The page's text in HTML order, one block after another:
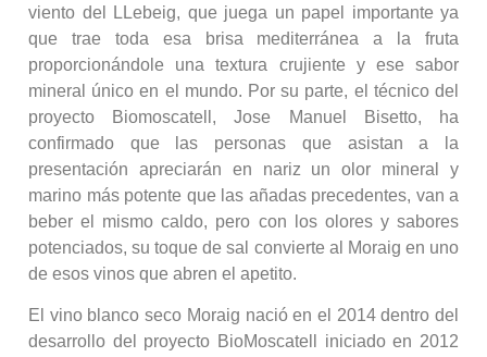
viento del LLebeig, que juega un papel importante ya
que trae toda esa brisa mediterránea a la fruta
proporcionándole una textura crujiente y ese sabor
mineral único en el mundo. Por su parte, el técnico del
proyecto Biomoscatell, Jose Manuel Bisetto, ha
confirmado que las personas que asistan a la
presentación apreciarán en nariz un olor mineral y
marino más potente que las añadas precedentes, van a
beber el mismo caldo, pero con los olores y sabores
potenciados, su toque de sal convierte al Moraig en uno
de esos vinos que abren el apetito.
El vino blanco seco Moraig nació en el 2014 dentro del
desarrollo del proyecto BioMoscatell iniciado en 2012